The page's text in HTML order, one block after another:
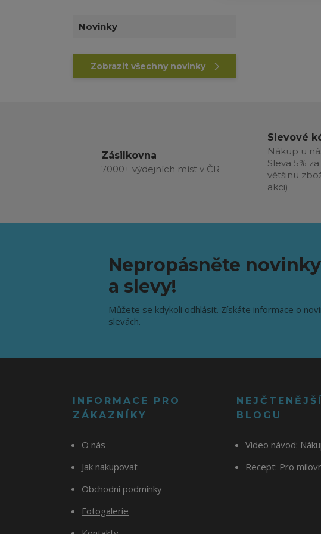
Novinky
Zobrazit všechny novinky
Zásilkovna
7000+ výdejních míst v ČR
Slevové
Nákup u
Sleva 5%
většinu
akci)
Nepropásněte
a slevy!
Můžete se kdykoli odhlásit. Získáte informace o
slevách.
INFORMACE PRO
ZÁKAZNÍKY
O nás
Jak nakupovat
Obchodní podmínky
Fotogalerie
BLOGU
Video návod:
Recept: Pro